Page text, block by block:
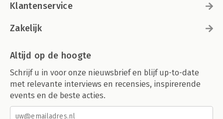
Klantenservice
Zakelijk
Altijd op de hoogte
Schrijf u in voor onze nieuwsbrief en blijf up-to-date
met relevante interviews en recensies, inspirerende
events en de beste acties.